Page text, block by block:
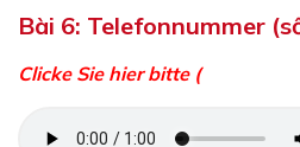
Bài 6: Telefonnummer
Clicke Sie hier bitte (